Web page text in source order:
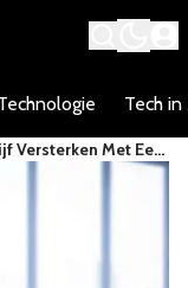
Tech in
Versterken Met Een